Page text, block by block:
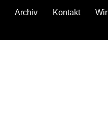
Archiv Kontakt Wir